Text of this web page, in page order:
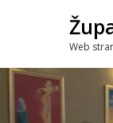
Web